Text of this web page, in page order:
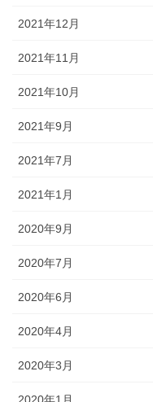
2021年12月
2021年11月
2021年10月
2021年9月
2021年7月
2021年1月
2020年9月
2020年7月
2020年6月
2020年4月
2020年3月